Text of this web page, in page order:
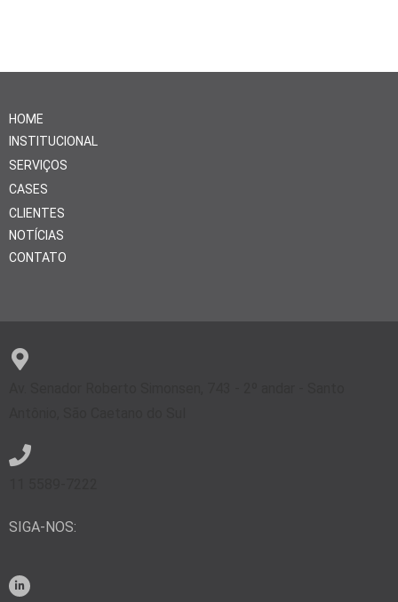
HOME
INSTITUCIONAL
SERVIÇOS
CASES
CLIENTES
NOTÍCIAS
CONTATO
SIGA-NOS: